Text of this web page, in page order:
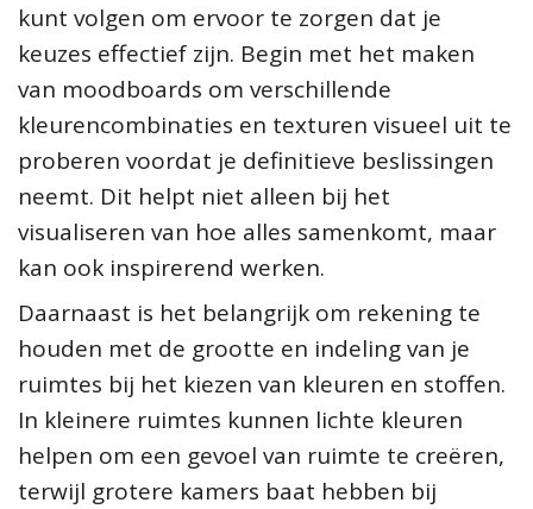
kunt volgen om ervoor te zorgen dat je
keuzes effectief zijn. Begin met het maken
van moodboards om verschillende
kleurencombinaties en texturen visueel uit te
proberen voordat je definitieve beslissingen
neemt. Dit helpt niet alleen bij het
visualiseren van hoe alles samenkomt, maar
kan ook inspirerend werken.
Daarnaast is het belangrijk om rekening te
houden met de grootte en indeling van je
ruimtes bij het kiezen van kleuren en stoffen.
In kleinere ruimtes kunnen lichte kleuren
helpen om een gevoel van ruimte te creëren,
terwijl grotere kamers baat hebben bij